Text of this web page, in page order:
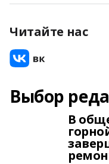
Читайте нас
Выбор
В